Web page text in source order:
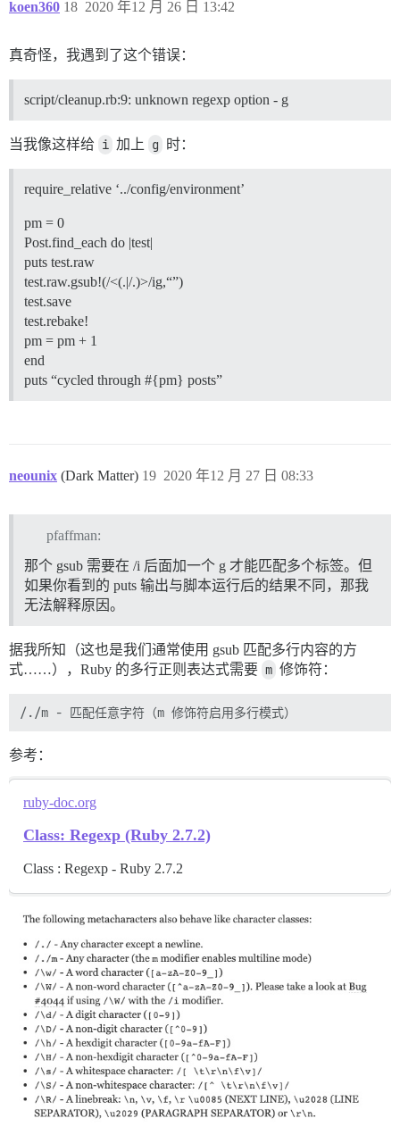
koen360 2020 年12 月 26 日 13:42
18
真奇怪，我遇到了这个错误：
script/cleanup.rb:9: unknown regexp option - g
当我像这样给 i 加上 g 时：
require_relative ‘../config/environment’
pm = 0
Post.find_each do |test|
puts test.raw
test.raw.gsub!(/<(.|/.)>/ig,“”)
test.save
test.rebake!
pm = pm + 1
end
puts “cycled through #{pm} posts”
neounix (Dark Matter) 2020 年12 月 27 日 08:33
19
pfaffman:
那个 gsub 需要在 /i 后面加一个 g 才能匹配多个标签。但
如果你看到的 puts 输出与脚本运行后的结果不同，那我
无法解释原因。
据我所知（这也是我们通常使用 gsub 匹配多行内容的方
式……），Ruby 的多行正则表达式需要 m 修饰符：
参考：
ruby-doc.org
Class: Regexp (Ruby 2.7.2)
Class : Regexp - Ruby 2.7.2